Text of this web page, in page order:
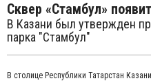
Сквер «Стамбул»
В Казани был утвержден
парка "Стамбул"
В столице Республики Татарстан